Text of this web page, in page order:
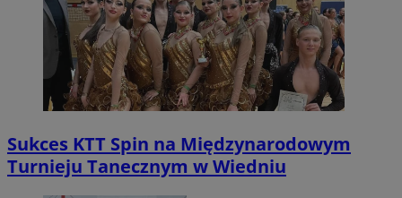
Sukces KTT Spin na Międzynarodowym
Turnieju Tanecznym w Wiedniu